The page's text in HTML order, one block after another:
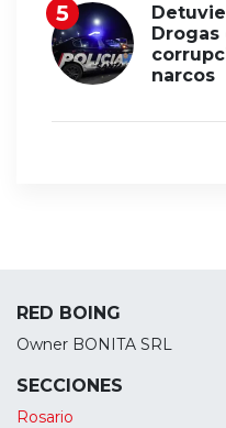
Drogas
narcos
RED BOING
Owner BONITA SRL
SECCIONES
Rosario